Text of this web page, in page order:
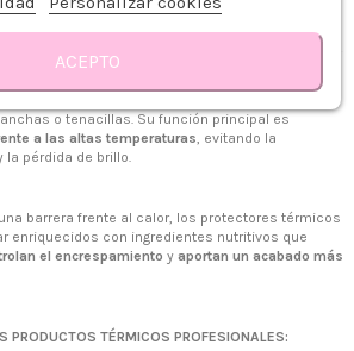
son un producto esencial en cualquier
antes de utilizar herramientas de
o tenacillas. Su función principal es
a las altas temperaturas, evitando la
la pérdida de brillo.
barrera frente al calor, los protectores térmicos
enriquecidos con ingredientes nutritivos que
el encrespamiento y aportan un acabado más
PRODUCTOS TÉRMICOS PROFESIONALES:
ACEPTO